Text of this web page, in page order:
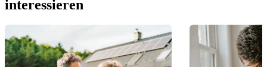
interessieren